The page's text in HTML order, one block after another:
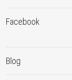
Facebook
Blog